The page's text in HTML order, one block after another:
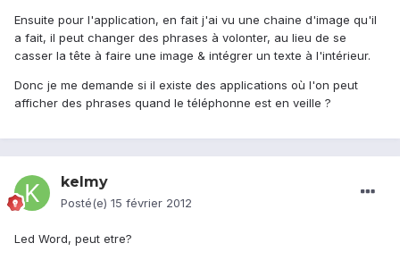
Ensuite pour l'application, en fait j'ai vu une chaine d'image qu'il
a fait, il peut changer des phrases à volonter, au lieu de se
casser la tête à faire une image & intégrer un texte à l'intérieur.
Donc je me demande si il existe des applications où l'on peut
afficher des phrases quand le téléphonne est en veille ?
kelmy
Posté(e) 15 février 2012
Led Word, peut etre?